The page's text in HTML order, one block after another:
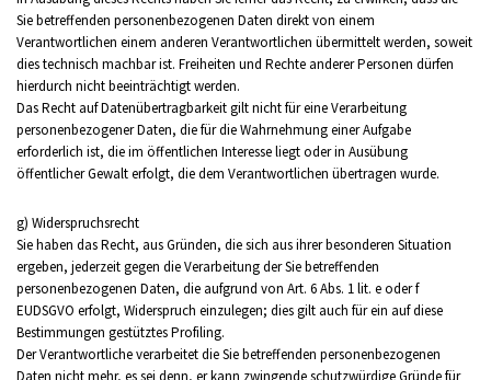
Sie betreffenden personenbezogenen Daten direkt von einem
Verantwortlichen einem anderen Verantwortlichen übermittelt werden, soweit
dies technisch machbar ist. Freiheiten und Rechte anderer Personen dürfen
hierdurch nicht beeinträchtigt werden.
Das Recht auf Datenübertragbarkeit gilt nicht für eine Verarbeitung
personenbezogener Daten, die für die Wahrnehmung einer Aufgabe
erforderlich ist, die im öffentlichen Interesse liegt oder in Ausübung
öffentlicher Gewalt erfolgt, die dem Verantwortlichen übertragen wurde.
g) Widerspruchsrecht
Sie haben das Recht, aus Gründen, die sich aus ihrer besonderen Situation
ergeben, jederzeit gegen die Verarbeitung der Sie betreffenden
personenbezogenen Daten, die aufgrund von Art. 6 Abs. 1 lit. e oder f
EUDSGVO erfolgt, Widerspruch einzulegen; dies gilt auch für ein auf diese
Bestimmungen gestütztes Profiling.
Der Verantwortliche verarbeitet die Sie betreffenden personenbezogenen
Daten nicht mehr, es sei denn, er kann zwingende schutzwürdige Gründe für